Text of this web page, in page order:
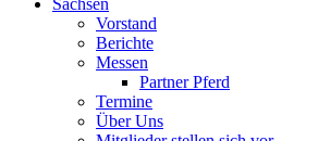
Sachsen
Vorstand
Berichte
Messen
Partner Pferd
Termine
Über Uns